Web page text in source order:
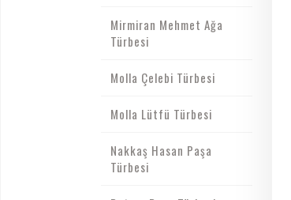
Mirmiran Mehmet Ağa
Türbesi
Molla Çelebi Türbesi
Molla Lütfü Türbesi
Nakkaş Hasan Paşa
Türbesi